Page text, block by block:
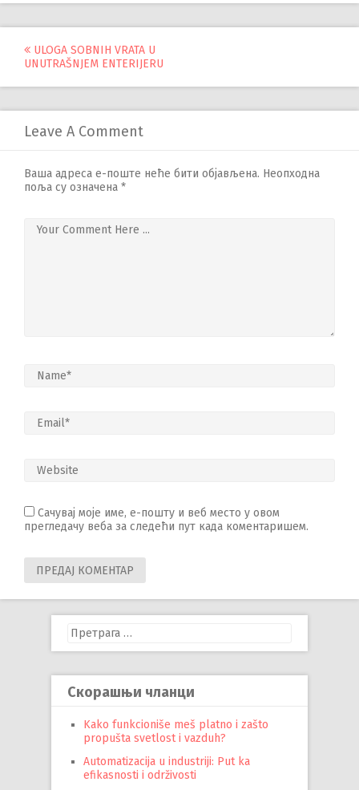
Управљање
објавама
ULOGA SOBNIH VRATA U
UNUTRAŠNJEM ENTERIJERU
Leave A Comment
Ваша адреса е-поште неће бити објављена. Неопходна
поља су означена *
Сачувај моје име, е-пошту и веб место у овом
прегледачу веба за следећи пут када коментаришем.
Претрага
за:
Скорашњи чланци
Kako funkcioniše meš platno i zašto
propušta svetlost i vazduh?
Automatizacija u industriji: Put ka
efikasnosti i održivosti